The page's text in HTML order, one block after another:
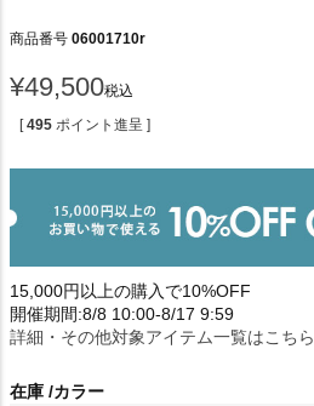
商品番号 06001710r
¥49,500税込
[ 495 ポイント進呈 ]
15,000円以上の購入で10%OFF
開催期間:8/8 10:00-8/17 9:59
詳細・その他対象アイテム一覧はこちら
在庫 カラー